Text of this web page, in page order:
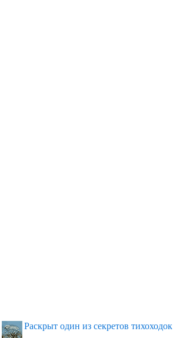
Раскрыт один из секретов тихоходок